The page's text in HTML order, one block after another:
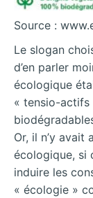
Source :
Le slogan
d’en parler
écologique
« tensio-actifs
Or, il n’y avait
écologique, si
induire les
« écologie »